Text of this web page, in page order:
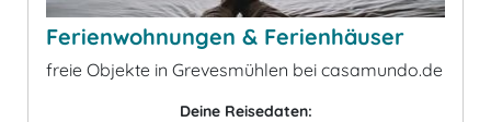
Ferienwohnungen & Ferienhäuser
freie Objekte in Grevesmühlen bei casamundo.de
Deine Reisedaten: